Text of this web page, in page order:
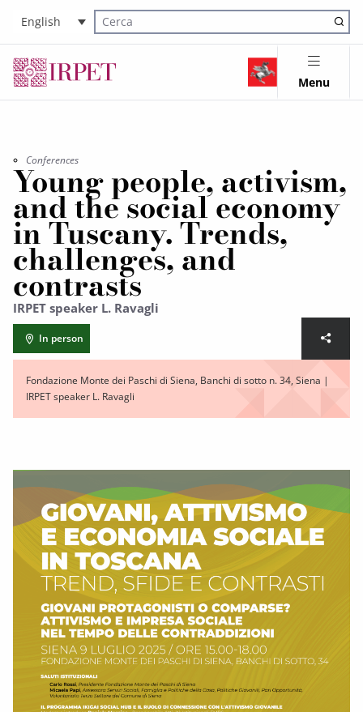
English
Cerca nel sito
Menu
Conferences
Young people, activism,
and the social economy
in Tuscany. Trends,
challenges, and
contrasts
IRPET speaker L. Ravagli
In person
Fondazione Monte dei Paschi di Siena, Banchi di sotto n. 34, Siena |
IRPET speaker L. Ravagli